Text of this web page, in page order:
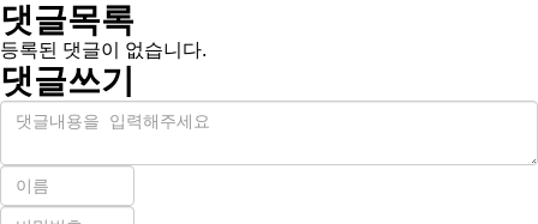
댓글목록
등록된 댓글이 없습니다.
댓글쓰기
내
이
필
비